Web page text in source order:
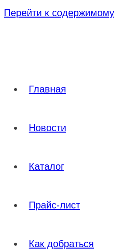
Перейти к содержимому
Главная
Новости
Каталог
Прайс-лист
Как добраться